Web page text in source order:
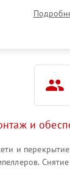
отсутствие
или
и
и